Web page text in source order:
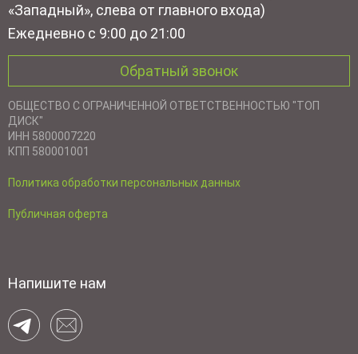
«Западный», слева от главного входа)
Ежедневно с 9:00 до 21:00
Обратный звонок
ОБЩЕСТВО С ОГРАНИЧЕННОЙ ОТВЕТСТВЕННОСТЬЮ "ТОП
ДИСК"
ИНН 5800007220
КПП 580001001
Политика обработки персональных данных
Публичная оферта
Напишите нам